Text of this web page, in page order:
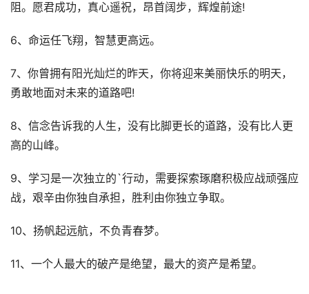
阻。愿君成功，真心遥祝，昂首阔步，辉煌前途!
6、命运任飞翔，智慧更高远。
7、你曾拥有阳光灿烂的昨天，你将迎来美丽快乐的明天，
勇敢地面对未来的道路吧!
8、信念告诉我的人生，没有比脚更长的道路，没有比人更
高的山峰。
9、学习是一次独立的`行动，需要探索琢磨积极应战顽强应
战，艰辛由你独自承担，胜利由你独立争取。
10、扬帆起远航，不负青春梦。
11、一个人最大的破产是绝望，最大的资产是希望。